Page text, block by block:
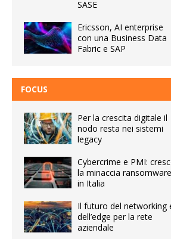
SASE
Ericsson, AI enterprise
con una Business Data
Fabric e SAP
FOCUS
Per la crescita digitale il
nodo resta nei sistemi
legacy
Cybercrime e PMI:
la minaccia ransomware
in Italia
Il futuro del networking
dell’edge per la rete
aziendale